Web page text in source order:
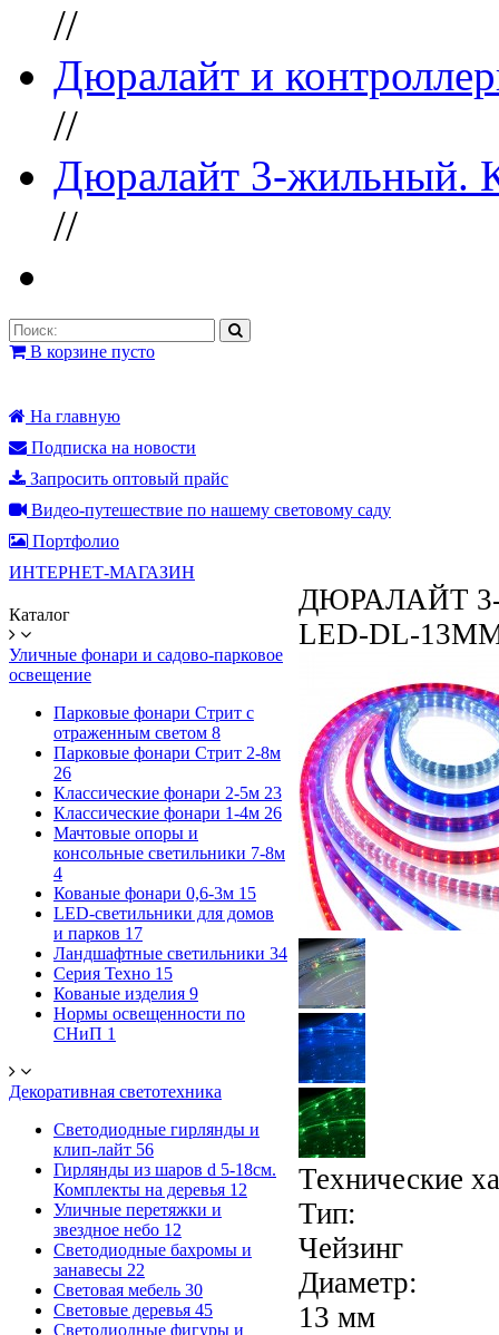
//
Дюралайт и
//
Дюралайт 3-жильный.
//
В корзине пусто
На главную
Подписка на новости
Запросить оптовый прайс
Видео-путешествие по нашему световому саду
Портфолио
ИНТЕРНЕТ-МАГАЗИН
Каталог
Уличные фонари и садово-парковое
освещение
Парковые фонари Стрит с
отраженным светом 8
Парковые фонари Стрит 2-8м
26
Классические фонари 2-5м 23
Классические фонари 1-4м 26
Мачтовые опоры и
консольные светильники 7-8м
4
Кованые фонари 0,6-3м 15
LED-светильники для домов
и парков 17
Ландшафтные светильники 34
Серия Техно 15
Кованые изделия 9
Нормы освещенности по
СНиП 1
Декоративная светотехника
Светодиодные гирлянды и
клип-лайт 56
Гирлянды из шаров d 5-18cм.
Комплекты на деревья 12
Уличные перетяжки и
звездное небо 12
Светодиодные бахромы и
занавесы 22
Световая мебель 30
Световые деревья 45
Светодиодные фигуры и
ДЮРАЛАЙТ
LED-DL-
Технические
Тип:
Чейзинг
Диаметр:
13 мм